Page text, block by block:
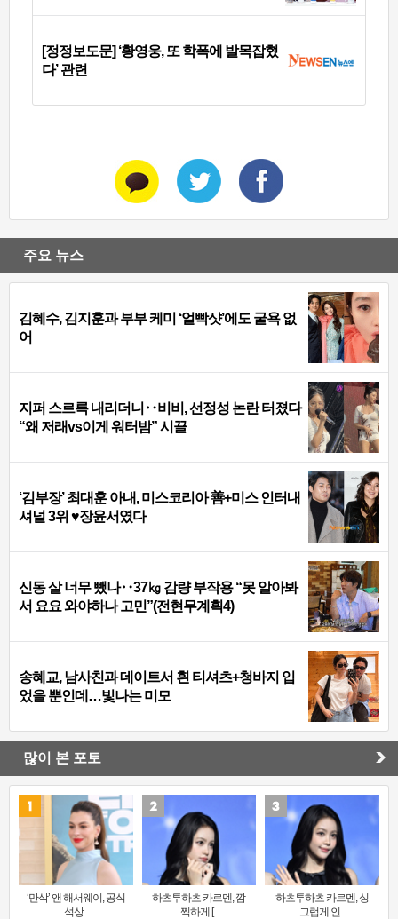
[정정보도문] ‘황영웅, 또 학폭에 발목잡혔
다’ 관련
주요 뉴스
김혜수, 김지훈과 부부 케미 ‘얼빡샷’에도 굴욕 없
어
지퍼 스르륵 내리더니‥비비, 선정성 논란 터졌다
“왜 저래vs이게 워터밤” 시끌
‘김부장’ 최대훈 아내, 미스코리아 善+미스 인터내
셔널 3위 ♥장윤서였다
신동 살 너무 뺐나‥37㎏ 감량 부작용 “못 알아봐
서 요요 와야하나 고민”(전현무계획4)
송혜교, 남사친과 데이트서 흰 티셔츠+청바지 입
었을 뿐인데…빛나는 미모
많이 본 포토
‘만삭’ 앤 해서웨이, 공식
석상..
하츠투하츠 카르멘, 깜
찍하게 [..
하츠투하츠 카르멘, 싱
그럽게 인..